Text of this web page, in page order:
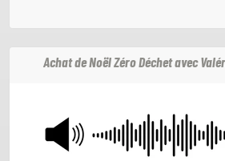
Achat de Noël Zéro Déchet avec